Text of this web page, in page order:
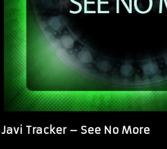
Javi Tracker – See No More